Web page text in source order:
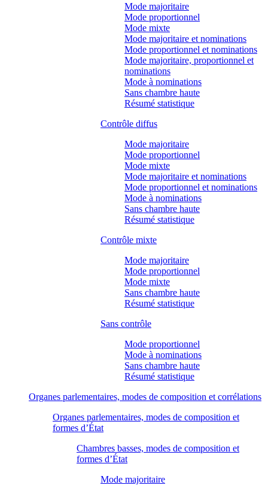
Mode majoritaire
Mode proportionnel
Mode mixte
Mode majoritaire et nominations
Mode proportionnel et nominations
Mode majoritaire, proportionnel et
nominations
Mode à nominations
Sans chambre haute
Résumé statistique
Contrôle diffus
Mode majoritaire
Mode proportionnel
Mode mixte
Mode majoritaire et nominations
Mode proportionnel et nominations
Mode à nominations
Sans chambre haute
Résumé statistique
Contrôle mixte
Mode majoritaire
Mode proportionnel
Mode mixte
Sans chambre haute
Résumé statistique
Sans contrôle
Mode proportionnel
Mode à nominations
Sans chambre haute
Résumé statistique
Organes parlementaires, modes de composition et corrélations
Organes parlementaires, modes de composition et
formes d’État
Chambres basses, modes de composition et
formes d’État
Mode majoritaire